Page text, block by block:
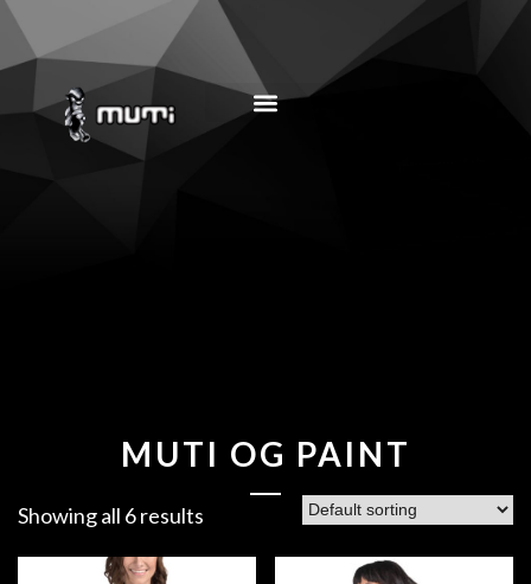
MUTI OG PAINT
Showing all 6 results